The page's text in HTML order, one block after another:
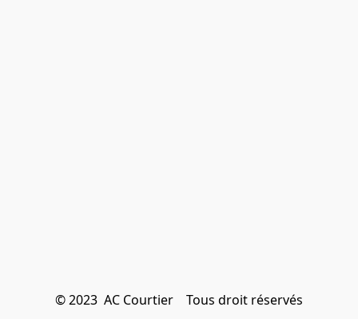
© 2023  AC Courtier    Tous droit réservés